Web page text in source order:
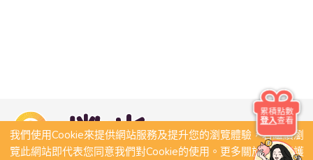
我們使用Cookie來提供網站服務及提升您的瀏覽體驗，若繼續瀏
覽此網站即代表您同意我們對Cookie的使用。更多關於隱私保護
累積點數
登入查看